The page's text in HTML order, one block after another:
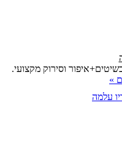
וסירוק מקצועי.
»